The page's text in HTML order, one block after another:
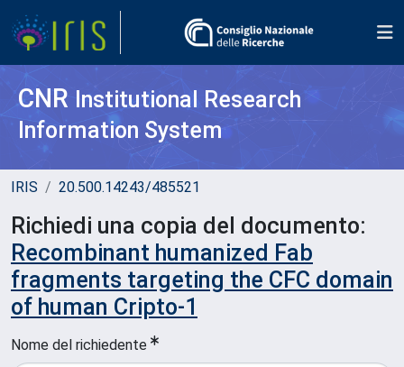
CNR Institutional Research
Information System
IRIS 20.500.14243/485521
Richiedi una copia del documento:
Recombinant humanized Fab
fragments targeting the CFC domain
of human Cripto-1
Nome del richiedente